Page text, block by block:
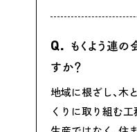
もくよう連
すか？
地域に根ざし、木
くりに取り組む